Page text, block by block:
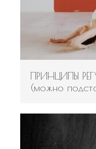
ПРИНЦИПЫ
(можно